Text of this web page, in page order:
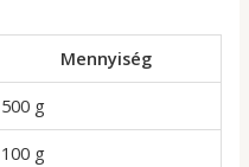
Mennyiség
500 g
100 g